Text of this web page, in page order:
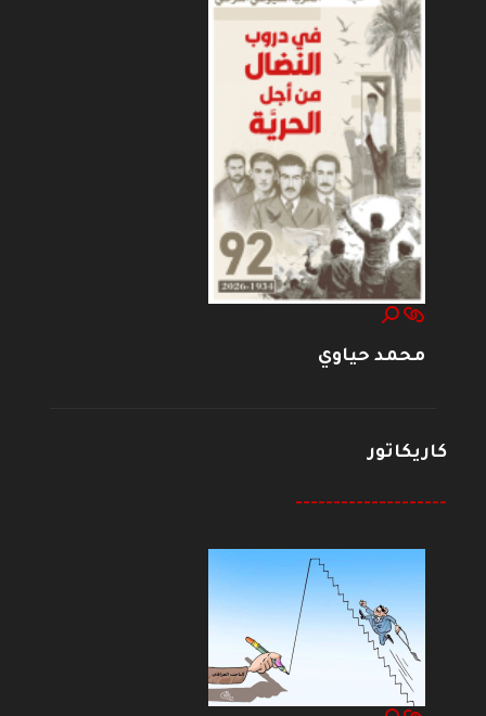
محمد حياوي
كاريكاتور
--------------------